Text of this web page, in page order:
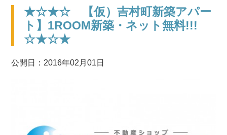
★☆★☆ 【仮）吉村町新築アパー
ト】1ROOM新築・ネット無料!!!
☆★☆★
公開日：2016年02月01日